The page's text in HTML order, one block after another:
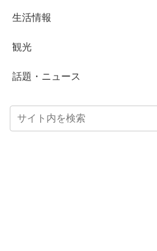
生活情報
観光
話題・ニュース